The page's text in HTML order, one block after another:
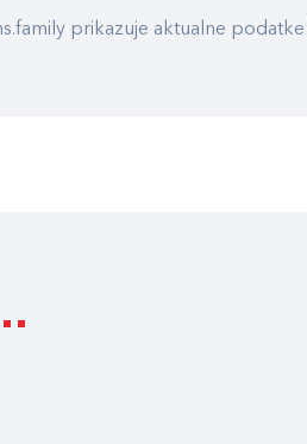
prikazuje aktualne